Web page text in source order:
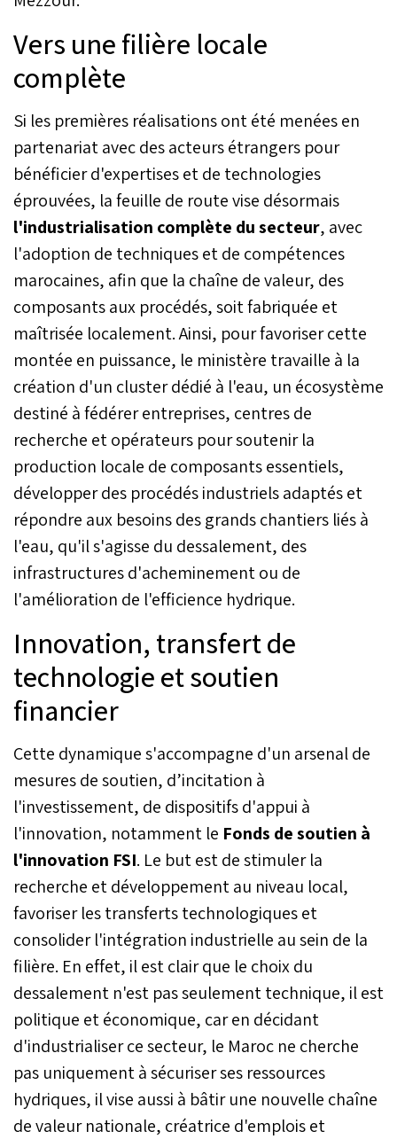
Vers une filière locale
complète
Si les premières réalisations ont été menées en
partenariat avec des acteurs étrangers pour
bénéficier d'expertises et de technologies
éprouvées, la feuille de route vise désormais
l'industrialisation complète du secteur, avec
l'adoption de techniques et de compétences
marocaines, afin que la chaîne de valeur, des
composants aux procédés, soit fabriquée et
maîtrisée localement. Ainsi, pour favoriser cette
montée en puissance, le ministère travaille à la
création d'un cluster dédié à l'eau, un écosystème
destiné à fédérer entreprises, centres de
recherche et opérateurs pour soutenir la
production locale de composants essentiels,
développer des procédés industriels adaptés et
répondre aux besoins des grands chantiers liés à
l'eau, qu'il s'agisse du dessalement, des
infrastructures d'acheminement ou de
l'amélioration de l'efficience hydrique.
Innovation, transfert de
technologie et soutien
financier
Cette dynamique s'accompagne d'un arsenal de
mesures de soutien, d’incitation à
l'investissement, de dispositifs d'appui à
l'innovation, notamment le Fonds de soutien à
l'innovation FSI. Le but est de stimuler la
recherche et développement au niveau local,
favoriser les transferts technologiques et
consolider l'intégration industrielle au sein de la
filière. En effet, il est clair que le choix du
dessalement n'est pas seulement technique, il est
politique et économique, car en décidant
d'industrialiser ce secteur, le Maroc ne cherche
pas uniquement à sécuriser ses ressources
hydriques, il vise aussi à bâtir une nouvelle chaîne
de valeur nationale, créatrice d'emplois et